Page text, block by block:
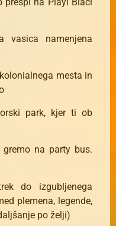
vasica namenjena
mesta in
park, kjer ti ob
na party bus.
do izgubljenega
plemena, legende,
po želji)